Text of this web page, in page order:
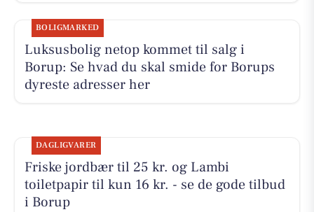
BOLIGMARKED
Luksusbolig netop kommet til salg i
Borup: Se hvad du skal smide for Borups
dyreste adresser her
DAGLIGVARER
Friske jordbær til 25 kr. og Lambi
toiletpapir til kun 16 kr. - se de gode tilbud
i Borup